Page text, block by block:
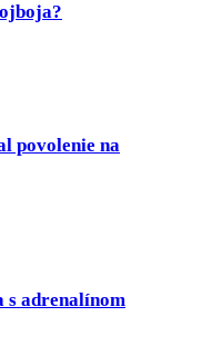
povolenie na
adrenalínom